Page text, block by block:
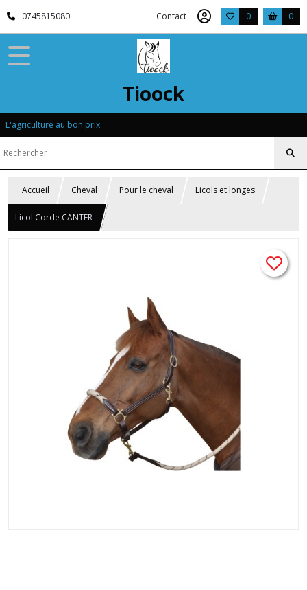
0745815080 Contact 0 0
Tioock
L'agriculture au bon prix
Accueil Cheval Pour le cheval Licols et longes
Licol Corde CANTER